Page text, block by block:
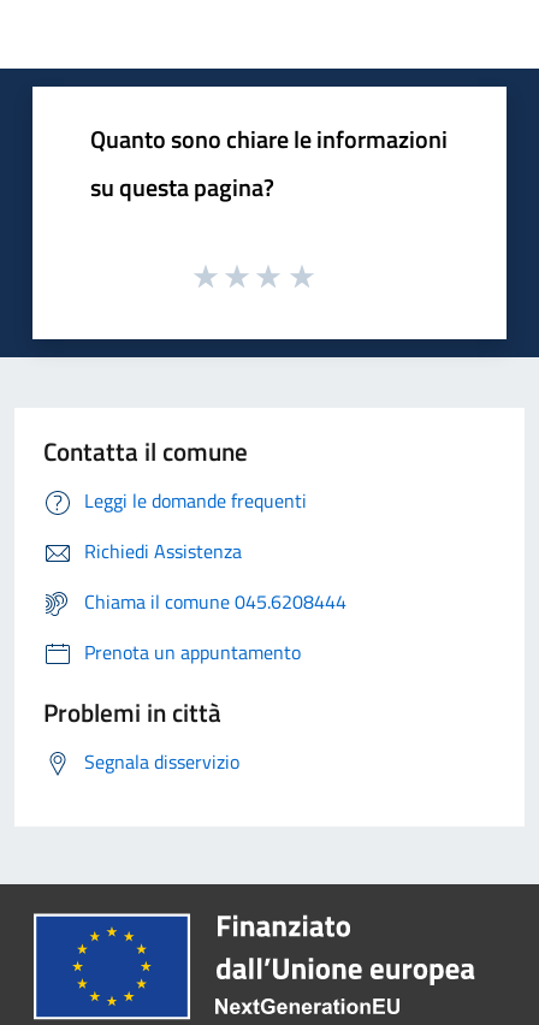
Quanto sono chiare le informazioni
su questa pagina?
Contatta il comune
Leggi le domande frequenti
Richiedi Assistenza
Chiama il comune 045.6208444
Prenota un appuntamento
Problemi in città
Segnala disservizio